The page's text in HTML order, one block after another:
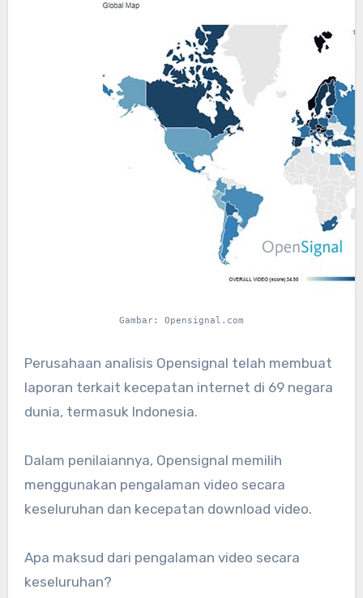
Gambar: Opensignal.com
Perusahaan analisis Opensignal telah membuat
laporan terkait kecepatan internet di 69 negara
dunia, termasuk Indonesia.
Dalam penilaiannya, Opensignal memilih
menggunakan pengalaman video secara
keseluruhan dan kecepatan download video.
Apa maksud dari pengalaman video secara
keseluruhan?